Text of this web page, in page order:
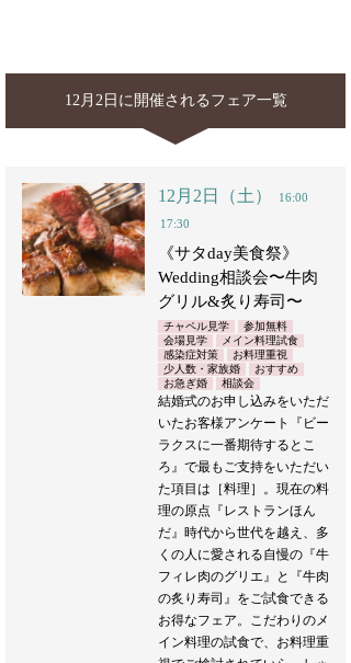
12月2日に開催されるフェア一覧
12月2日（土）
16:00
17:30
《サタday美食祭》
Wedding相談会〜牛肉
グリル&炙り寿司〜
チャペル見学
参加無料
会場見学
メイン料理試食
感染症対策
お料理重視
少人数・家族婚
おすすめ
お急ぎ婚
相談会
結婚式のお申し込みをいただ
いたお客様アンケート『ビー
ラクスに一番期待するとこ
ろ』で最もご支持をいただい
た項目は［料理］。現在の料
理の原点『レストランほん
だ』時代から世代を越え、多
くの人に愛される自慢の『牛
フィレ肉のグリエ』と『牛肉
の炙り寿司』をご試食できる
お得なフェア。こだわりのメ
イン料理の試食で、お料理重